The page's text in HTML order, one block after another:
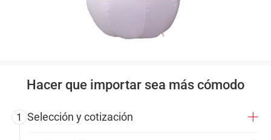
Hacer que importar sea más cómodo
1 Selección y cotización